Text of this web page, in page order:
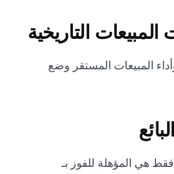
المبيعات التاريخية
المبيعات المستقر وضع
هي المؤهلة للفوز بـ